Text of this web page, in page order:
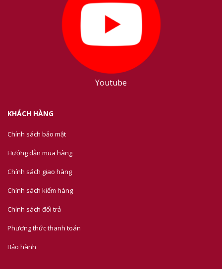
Youtube
KHÁCH HÀNG
Chính sách bảo mật
Hướng dẫn mua hàng
Chính sách giao hàng
Chính sách kiểm hàng
Chính sách đổi trả
Phương thức thanh toán
Bảo hành